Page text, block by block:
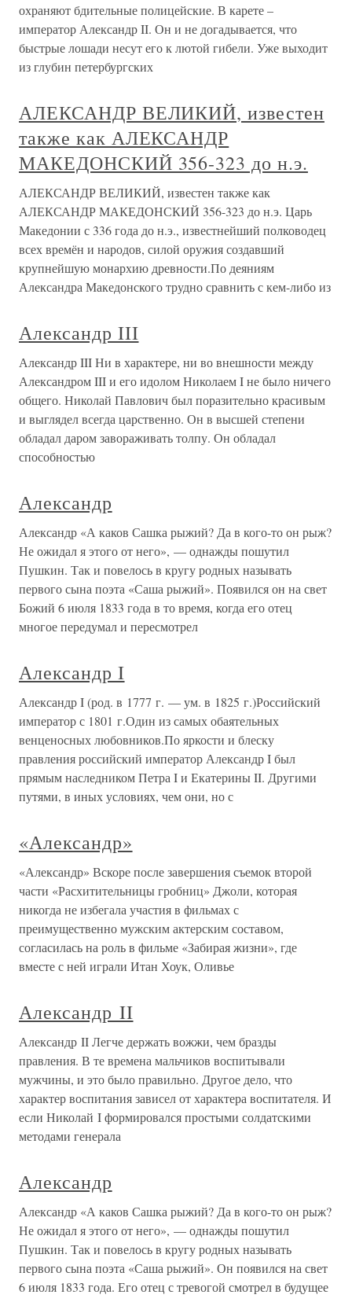
охраняют бдительные полицейские. В карете –
император Александр II. Он и не догадывается, что
быстрые лошади несут его к лютой гибели. Уже выходит
из глубин петербургских
АЛЕКСАНДР ВЕЛИКИЙ, известен
также как АЛЕКСАНДР
МАКЕДОНСКИЙ 356-323 до н.э.
АЛЕКСАНДР ВЕЛИКИЙ, известен также как
АЛЕКСАНДР МАКЕДОНСКИЙ 356-323 до н.э. Царь
Македонии с 336 года до н.э., известнейший полководец
всех времён и народов, силой оружия создавший
крупнейшую монархию древности.По деяниям
Александра Македонского трудно сравнить с кем-либо из
Александр III
Александр III Ни в характере, ни во внешности между
Александром III и его идолом Николаем I не было ничего
общего. Николай Павлович был поразительно красивым
и выглядел всегда царственно. Он в высшей степени
обладал даром завораживать толпу. Он обладал
способностью
Александр
Александр «А каков Сашка рыжий? Да в кого-то он рыж?
Не ожидал я этого от него», — однажды пошутил
Пушкин. Так и повелось в кругу родных называть
первого сына поэта «Саша рыжий». Появился он на свет
Божий 6 июля 1833 года в то время, когда его отец
многое передумал и пересмотрел
Александр I
Александр I (род. в 1777 г. — ум. в 1825 г.)Российский
император с 1801 г.Один из самых обаятельных
венценосных любовников.По яркости и блеску
правления российский император Александр I был
прямым наследником Петра I и Екатерины II. Другими
путями, в иных условиях, чем они, но с
«Александр»
«Александр» Вскоре после завершения съемок второй
части «Расхитительницы гробниц» Джоли, которая
никогда не избегала участия в фильмах с
преимущественно мужским актерским составом,
согласилась на роль в фильме «Забирая жизни», где
вместе с ней играли Итан Хоук, Оливье
Александр II
Александр II Легче держать вожжи, чем бразды
правления. В те времена мальчиков воспитывали
мужчины, и это было правильно. Другое дело, что
характер воспитания зависел от характера воспитателя. И
если Николай I формировался простыми солдатскими
методами генерала
Александр
Александр «А каков Сашка рыжий? Да в кого-то он рыж?
Не ожидал я этого от него», — однажды пошутил
Пушкин. Так и повелось в кругу родных называть
первого сына поэта «Саша рыжий». Он появился на свет
6 июля 1833 года. Его отец с тревогой смотрел в будущее